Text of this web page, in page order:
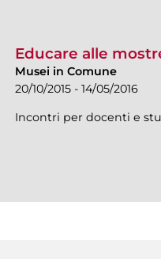
Educare alle
Musei in Comune
20/10/2015 - 14/05/2016
Incontri per docenti e